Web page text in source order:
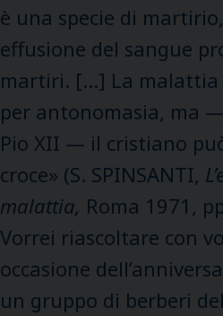
è una specie di
effusione del sangue
martiri. […] La malattia
per antonomasia, ma
Pio XII — il cristiano
croce» (S. SPINSANTI,
malattia, Roma 1971,
Vorrei riascoltare con
occasione
un gruppo di berberi